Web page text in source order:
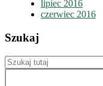
lipiec 2016
czerwiec 2016
Szukaj